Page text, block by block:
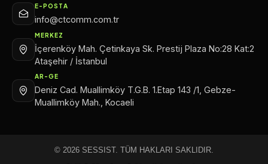
E-POSTA
info@ctcomm.com.tr
MERKEZ
İçerenköy Mah. Çetinkaya Sk. Prestij Plaza No:28 Kat:2
Ataşehir / İstanbul
AR-GE
Deniz Cad. Muallimköy T.G.B. 1.Etap 143 /1, Gebze-
Muallimköy Mah., Kocaeli
© 2026 SESSIST. TÜM HAKLARI SAKLIDIR.